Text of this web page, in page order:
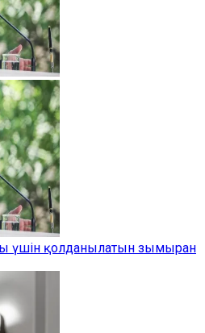
үшін қолданылатын зымыран